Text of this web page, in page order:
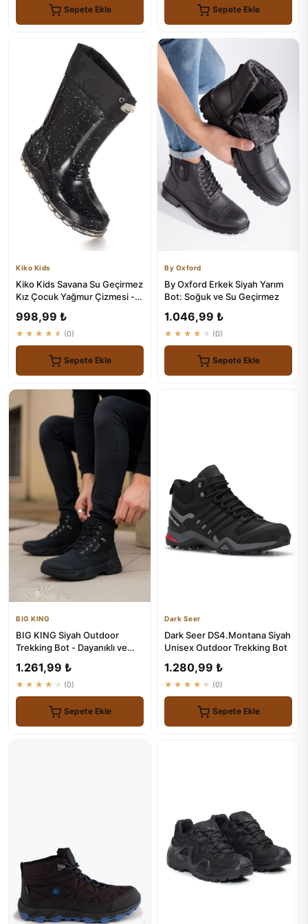
Sepete Ekle Sepete Ekle
Kiko Kids
Kiko Kids Savana Su Geçirmez
Kız Çocuk Yağmur Çizmesi -
998,99 ₺
★★★★★ (0)
Sepete Ekle
By Oxford
By Oxford Erkek Siyah Yarım
Bot: Soğuk ve Su Geçirmez
1.046,99 ₺
★★★★★ (0)
Sepete Ekle
BIG KING
BIG KING Siyah Outdoor
Trekking Bot - Dayanıklı ve
1.261,99 ₺
★★★★★ (0)
Sepete Ekle
Dark Seer
Dark Seer DS4.Montana Siyah
Unisex Outdoor Trekking Bot
1.280,99 ₺
★★★★★ (0)
Sepete Ekle